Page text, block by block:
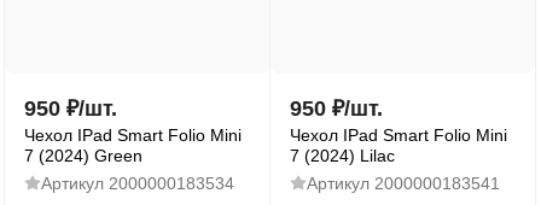
950 ₽/шт.
Чехол IPad Smart Folio Mini
7 (2024) Green
Артикул 2000000183534
950 ₽/шт.
Чехол IPad Smart Folio Mini
7 (2024) Lilac
Артикул 2000000183541